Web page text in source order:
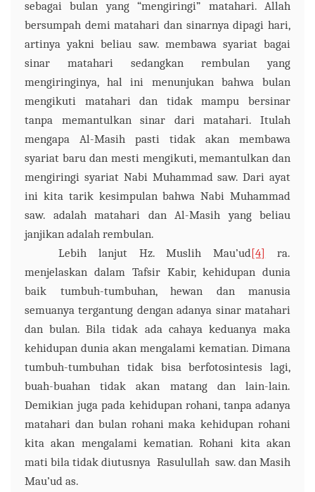
sebagai bulan yang “mengiringi” matahari. Allah
bersumpah demi matahari dan sinarnya dipagi hari,
artinya yakni beliau saw. membawa syariat bagai
sinar matahari sedangkan rembulan yang
mengiringinya, hal ini menunjukan bahwa bulan
mengikuti matahari dan tidak mampu bersinar
tanpa memantulkan sinar dari matahari. Itulah
mengapa Al-Masih pasti tidak akan membawa
syariat baru dan mesti mengikuti, memantulkan dan
mengiringi syariat Nabi Muhammad saw.Dari ayat
ini kita tarik kesimpulan bahwa Nabi Muhammad
saw. adalah matahari dan Al-Masih yang beliau
janjikan adalah rembulan.
Lebih lanjut Hz. Muslih Mau’ud[4]
ra.
menjelaskan dalam Tafsir Kabir, kehidupan dunia
baik tumbuh-tumbuhan, hewan dan manusia
semuanya tergantung dengan adanya sinar matahari
dan bulan. Bila tidak ada cahaya keduanya maka
kehidupan dunia akan mengalami kematian. Dimana
tumbuh-tumbuhan tidak bisa berfotosintesis lagi,
buah-buahan tidak akan matang dan lain-lain.
Demikian juga pada kehidupan rohani, tanpa adanya
matahari dan bulan rohani maka kehidupan rohani
kita akan mengalami kematian. Rohani kita akan
mati bila tidak diutusnya Rasulullah saw. danMasih
Mau’ud as.